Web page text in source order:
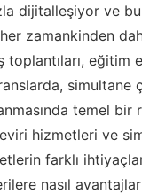
dijitalleşiyor ve
zamankinden
toplantıları, eğitim
simultane
temel bir
hizmetleri ve
farklı
nasıl avantajlar